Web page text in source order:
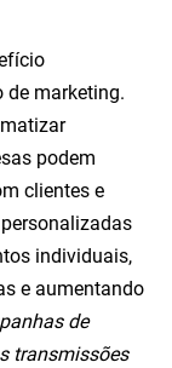
marketing.
podem
clientes e
individuais,
e aumentando
de
transmissões